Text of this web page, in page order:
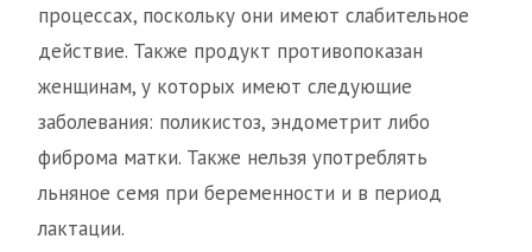
процессах, поскольку они имеют слабительное
действие. Также продукт противопоказан
женщинам, у которых имеют следующие
заболевания: поликистоз, эндометрит либо
фиброма матки. Также нельзя употреблять
льняное семя при беременности и в период
лактации.